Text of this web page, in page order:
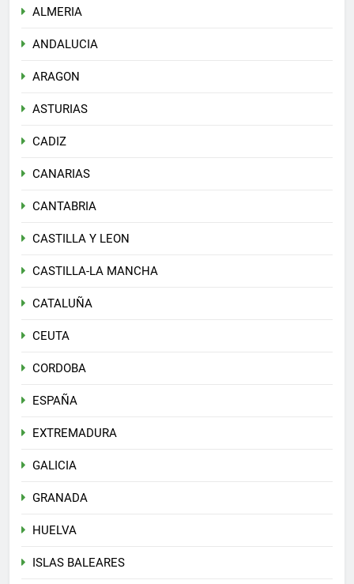
ALMERIA
ANDALUCIA
ARAGON
ASTURIAS
CADIZ
CANARIAS
CANTABRIA
CASTILLA Y LEON
CASTILLA-LA MANCHA
CATALUÑA
CEUTA
CORDOBA
ESPAÑA
EXTREMADURA
GALICIA
GRANADA
HUELVA
ISLAS BALEARES